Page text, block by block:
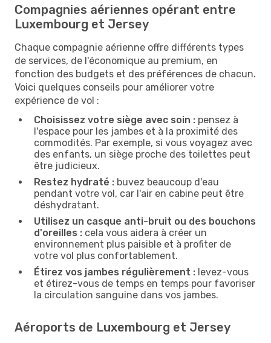
Compagnies aériennes opérant entre
Luxembourg et Jersey
Chaque compagnie aérienne offre différents types
de services, de l'économique au premium, en
fonction des budgets et des préférences de chacun.
Voici quelques conseils pour améliorer votre
expérience de vol :
Choisissez votre siège avec soin : pensez à
l'espace pour les jambes et à la proximité des
commodités. Par exemple, si vous voyagez avec
des enfants, un siège proche des toilettes peut
être judicieux.
Restez hydraté : buvez beaucoup d'eau
pendant votre vol, car l'air en cabine peut être
déshydratant.
Utilisez un casque anti-bruit ou des bouchons
d'oreilles : cela vous aidera à créer un
environnement plus paisible et à profiter de
votre vol plus confortablement.
Étirez vos jambes régulièrement : levez-vous
et étirez-vous de temps en temps pour favoriser
la circulation sanguine dans vos jambes.
Aéroports de Luxembourg et Jersey